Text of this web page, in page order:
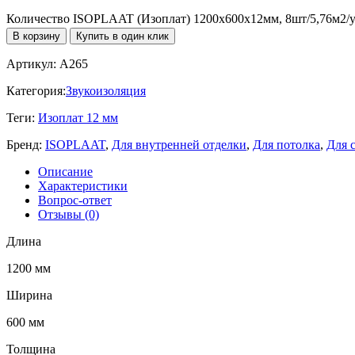
Количество ISOPLAAT (Изоплат) 1200х600х12мм, 8шт/5,76м2/
В корзину Купить в один клик
Артикул: A265
Категория:Звукоизоляция
Теги: Изоплат 12 мм
Бренд: ISOPLAAT, Для внутренней отделки, Для потолка, Для
Описание
Характеристики
Вопрос-ответ
Отзывы (0)
Длина
1200 мм
Ширина
600 мм
Толщина